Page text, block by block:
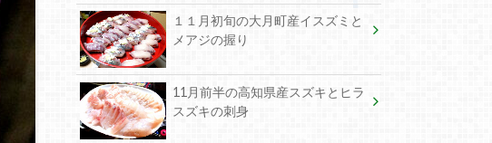
１１月初旬の大月町産イスズミと
メアジの握り
11月前半の高知県産スズキとヒラ
スズキの刺身